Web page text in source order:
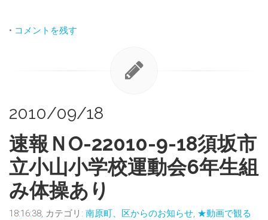
• コメントを残す
2010/09/18
速報ＮO-22010-9-18須坂市
立小山小学校運動会6年生組
み体操あり
18:16:38, カテゴリ: 南原町、区からのお知らせ, ★動画で観る